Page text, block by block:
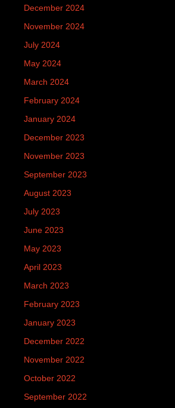
December 2024
November 2024
July 2024
May 2024
March 2024
February 2024
January 2024
December 2023
November 2023
September 2023
August 2023
July 2023
June 2023
May 2023
April 2023
March 2023
February 2023
January 2023
December 2022
November 2022
October 2022
September 2022